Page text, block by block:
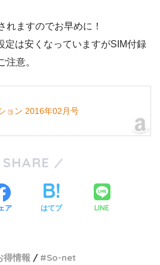
れますのでお早めに！
定は安くなっていますがSIM付録
注意。
ョン 2016年02月号
SHARE
ア はてブ LINE
得情報 So-net